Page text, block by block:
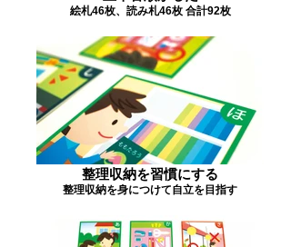
絵札46枚、読み札46枚 合計92枚
整理収納を習慣にする
整理収納を身につけて自立を目指す